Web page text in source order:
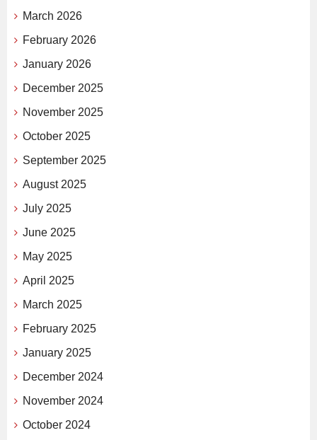
March 2026
February 2026
January 2026
December 2025
November 2025
October 2025
September 2025
August 2025
July 2025
June 2025
May 2025
April 2025
March 2025
February 2025
January 2025
December 2024
November 2024
October 2024